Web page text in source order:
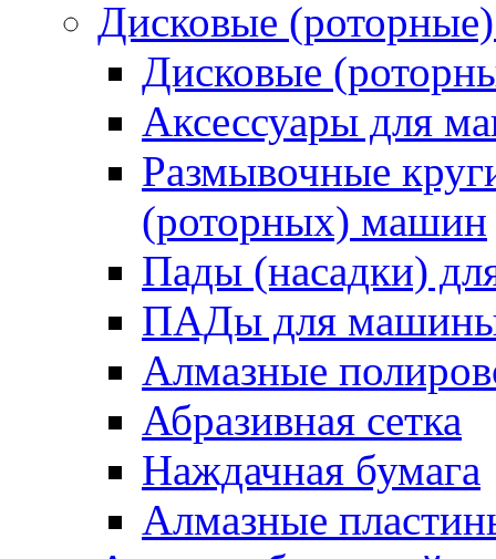
Дисковые
Дисковые
Аксессуары для
Размывочные
(роторных) машин
Пады (насадки)
ПАДы для
Алмазные
Абразивная сетка
Наждачная бумага
Алмазные